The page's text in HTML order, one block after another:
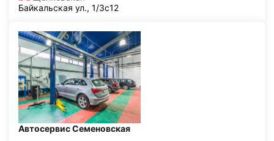
Байкальская ул., 1/3с12
Автосервис Семеновская